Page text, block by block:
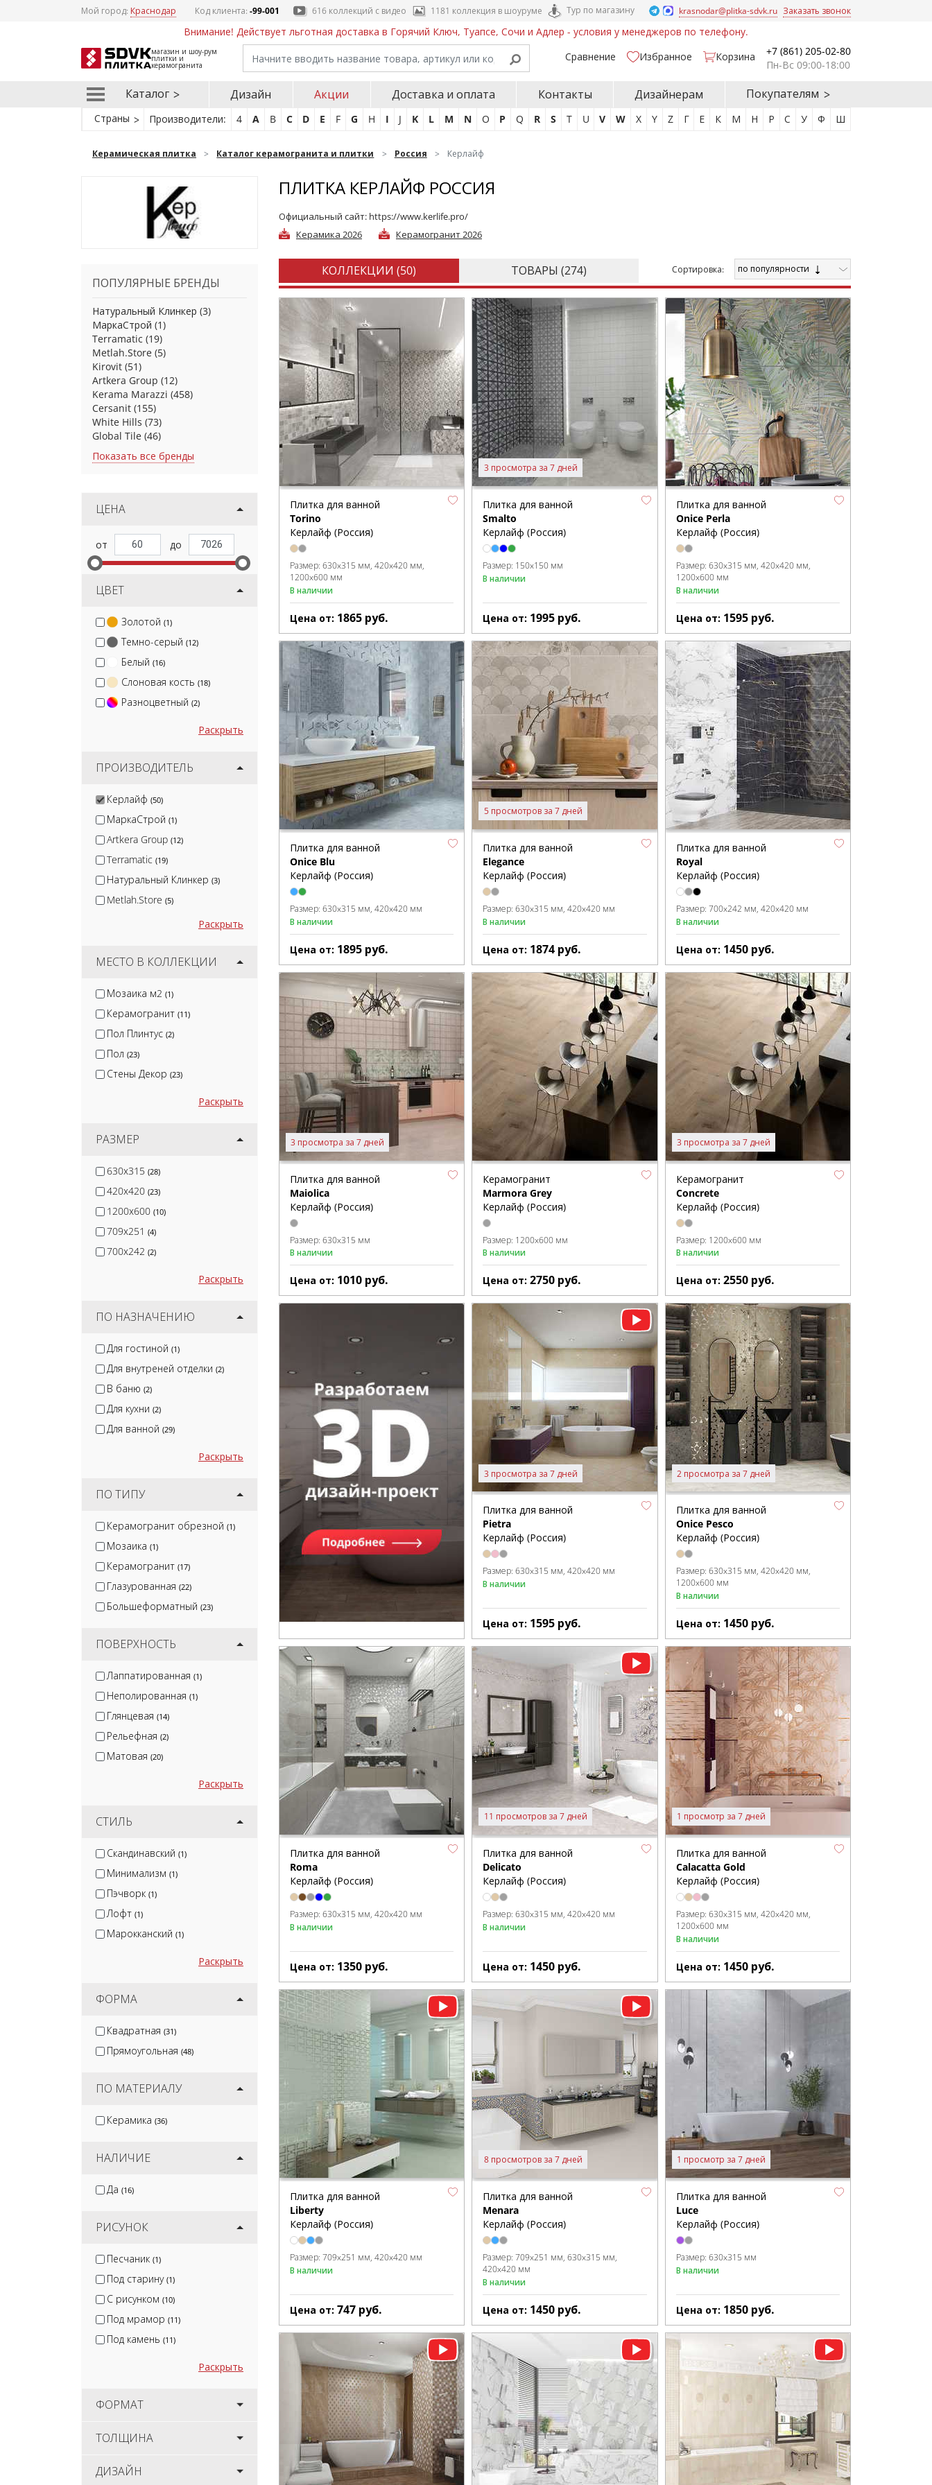
Мой город: Краснодар Код клиента:-99-001 616 коллекций с видео 1181 коллекция в шоуруме Тур по магазину krasnodar@plitka-sdvk.ru Заказать звонок
Внимание! Действует льготная доставка в Горячий Ключ, Туапсе, Сочи и Адлер - условия у менеджеров по телефону.
магазин и шоу-рум
плитки и
керамогранита
Сравнение Избранное Корзина
+7 (861) 205-02-80
Пн-Вс 09:00-18:00
Каталог Дизайн Акции Доставка и оплата Контакты Дизайнерам Покупателям
Страны Производители: 4 A B C D E F G H I J K L M N O P Q R S T U V W X Y Z Г Е К М Н Р С У Ф Ш
Керамическая плитка Каталог керамогранита и плитки Россия Керлайф
ПОПУЛЯРНЫЕ БРЕНДЫ
Натуральный Клинкер (3)
МаркаСтрой (1)
Terramatic (19)
Metlah.Store (5)
Kirovit (51)
Artkera Group (12)
Kerama Marazzi (458)
Cersanit (155)
White Hills (73)
Global Tile (46)
Показать все бренды
ЦЕНА
ЦВЕТ
Золотой (1)
Темно-серый (12)
Белый (16)
Слоновая кость (18)
Разноцветный (2)
Раскрыть
ПРОИЗВОДИТЕЛЬ
Керлайф (50)
МаркаСтрой (1)
Artkera Group (12)
Terramatic (19)
Натуральный Клинкер (3)
Metlah.Store (5)
Cersanit (155)
Global Tile (46)
Gracia Ceramica (190)
Раскрыть
МЕСТО В КОЛЛЕКЦИИ
Мозаика м2 (1)
Керамогранит (11)
Пол Плинтус (2)
Пол (23)
Стены Декор (23)
Раскрыть
РАЗМЕР
630x315 (28)
420x420 (23)
1200x600 (10)
709x251 (4)
700x242 (2)
Раскрыть
ПО НАЗНАЧЕНИЮ
Для гостиной (1)
Для внутреней отделки (2)
В баню (2)
Для кухни (2)
Для ванной (29)
Раскрыть
ПО ТИПУ
Керамогранит обрезной (1)
Мозаика (1)
Керамогранит (17)
Глазурованная (22)
Большеформатный (23)
ПОВЕРХНОСТЬ
Лаппатированная (1)
Неполированная (1)
Глянцевая (14)
Рельефная (2)
Матовая (20)
Раскрыть
СТИЛЬ
Скандинавский (1)
Минимализм (1)
Пэчворк (1)
Лофт (1)
Марокканский (1)
Раскрыть
ФОРМА
Квадратная (31)
Прямоугольная (48)
ПО МАТЕРИАЛУ
Керамика (36)
НАЛИЧИЕ
Да (16)
РИСУНОК
Песчаник (1)
Под старину (1)
С рисунком (10)
Под мрамор (11)
Под камень (11)
Раскрыть
ФОРМАТ
ТОЛЩИНА
ДИЗАЙН
ПЛИТКА КЕРЛАЙФ РОССИЯ
Официальный сайт: https://www.kerlife.pro/
Керамика 2026
Керамогранит 2026
КОЛЛЕКЦИИ (50) ТОВАРЫ (274) Cортировка: по популярности
Плитка для ванной
Torino
Керлайф (Россия)
Размер: 630x315 мм 420x420 мм
1200x600 мм
В наличии
Цена от: 1865 руб.
3 просмотра за 7 дней
Плитка для ванной
Smalto
Керлайф (Россия)
Размер: 150x150 мм
В наличии
Цена от: 1995 руб.
Плитка для ванной
Onice Perla
Керлайф (Россия)
Размер: 630x315 мм 420x420 мм
1200x600 мм
В наличии
Цена от: 1595 руб.
Плитка для ванной
Onice Blu
Керлайф (Россия)
Размер: 630x315 мм 420x420 мм
В наличии
Цена от: 1895 руб.
5 просмотров за 7 дней
Плитка для ванной
Elegance
Керлайф (Россия)
Размер:630x315 мм 420x420 мм
В наличии
Цена от: 1874 руб.
Плитка для ванной
Royal
Керлайф (Россия)
Размер: 700x242 мм 420x420 мм
В наличии
Цена от: 1450 руб.
3 просмотра за 7 дней
Плитка для ванной
Maiolica
Керлайф (Россия)
Размер: 630x315 мм
В наличии
Цена от: 1010 руб.
Керамогранит
Marmora Grey
Керлайф (Россия)
Размер: 1200x600 мм
В наличии
Цена от:2750 руб.
3 просмотра за 7 дней
Керамогранит
Concrete
Керлайф (Россия)
Размер: 1200x600 мм
В наличии
Цена от: 2550 руб.
3 просмотра за 7 дней
Плитка для ванной
Pietra
Керлайф (Россия)
Размер:630x315 мм 420x420 мм
В наличии
Цена от: 1595 руб.
2 просмотра за 7 дней
Плитка для ванной
Onice Pesco
Керлайф (Россия)
Размер: 630x315 мм 420x420 мм
1200x600 мм
В наличии
Цена от: 1450 руб.
Плитка для ванной
Roma
Керлайф (Россия)
Размер: 630x315 мм 420x420 мм
В наличии
Цена от: 1350 руб.
11 просмотров за 7 дней
Плитка для ванной
Delicato
Керлайф (Россия)
Размер:630x315 мм 420x420 мм
В наличии
Цена от: 1450 руб.
1 просмотр за 7 дней
Плитка для ванной
Calacatta Gold
Керлайф (Россия)
Размер: 630x315 мм 420x420 мм
1200x600 мм
В наличии
Цена от: 1450 руб.
Плитка для ванной
Liberty
Керлайф (Россия)
Размер: 709x251 мм 420x420 мм
В наличии
Цена от: 747 руб.
8 просмотров за 7 дней
Плитка для ванной
Menara
Керлайф (Россия)
Размер:709x251 мм 630x315 мм
420x420 мм
В наличии
Цена от: 1450 руб.
1 просмотр за 7 дней
Плитка для ванной
Luce
Керлайф (Россия)
Размер: 630x315 мм
В наличии
Цена от: 1850 руб.